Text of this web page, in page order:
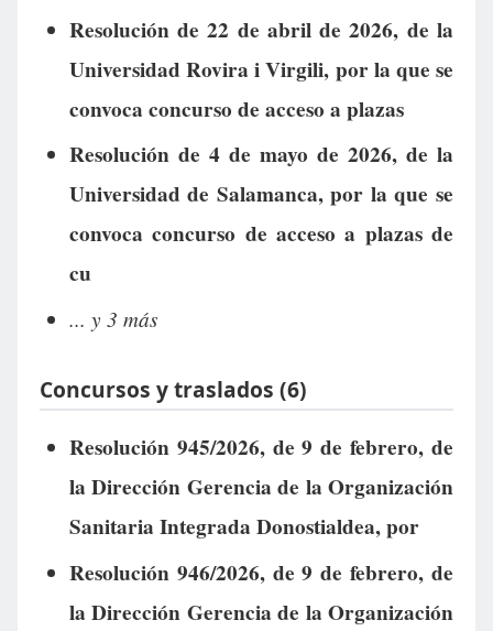
Resolución de 22 de abril de 2026, de la
Universidad Rovira i Virgili, por la que se
convoca concurso de acceso a plazas
Resolución de 4 de mayo de 2026, de la
Universidad de Salamanca, por la que se
convoca concurso de acceso a plazas de
cu
... y 3 más
Concursos y traslados (6)
Resolución 945/2026, de 9 de febrero, de
la Dirección Gerencia de la Organización
Sanitaria Integrada Donostialdea, por
Resolución 946/2026, de 9 de febrero, de
la Dirección Gerencia de la Organización